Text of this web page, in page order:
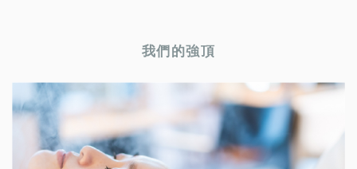
我們的強頂